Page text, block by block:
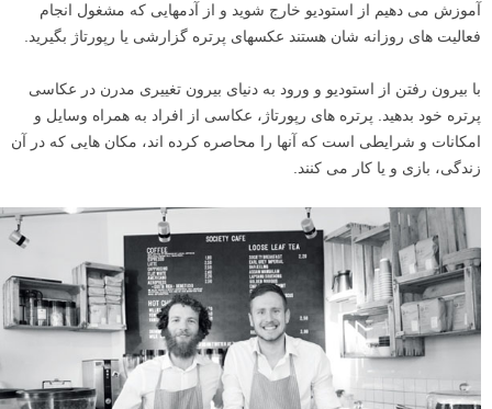
آموزش می دهیم از استودیو خارج شوید و از آدمهایی که مشغول انجام
فعالیت های روزانه شان هستند عکسهای پرتره گزارشی یا رپورتاژ بگیرید.
با بیرون رفتن از استودیو و ورود به دنیای بیرون تغییری مدرن در عکاسی
پرتره خود بدهید. پرتره های رپورتاژ، عکاسی از افراد به همراه وسایل و
امکانات و شرایطی است که آنها را محاصره کرده اند، مکان هایی که در آن
زندگی، بازی و یا کار می کنند.